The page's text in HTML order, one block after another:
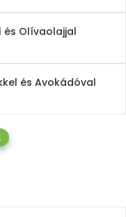
és Olívaolajjal
és Avokádóval